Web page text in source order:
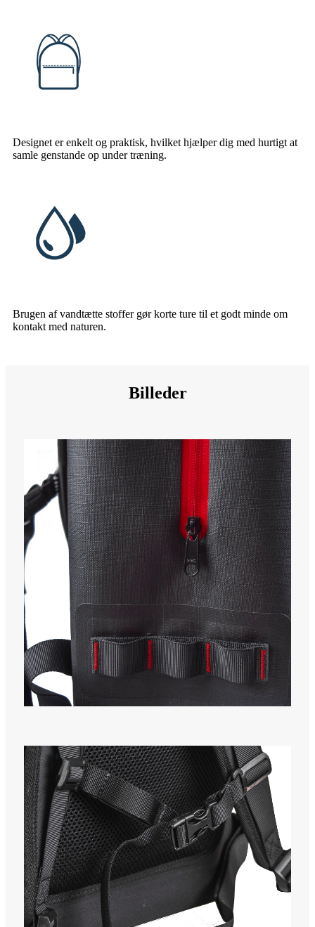
Designet er enkelt og praktisk, hvilket hjælper dig med hurtigt at
samle genstande op under træning.
Brugen af ​​vandtætte stoffer gør korte ture til et godt minde om
kontakt med naturen.
Billeder